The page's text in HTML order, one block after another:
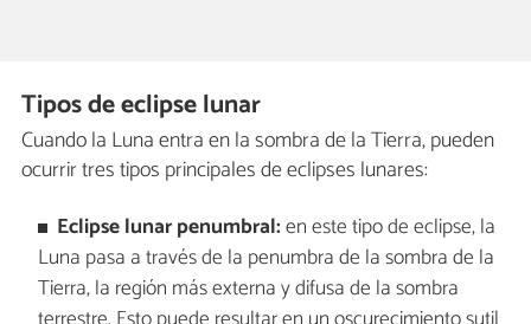
Tipos de eclipse lunar
Cuando la Luna entra en la sombra de la Tierra, pueden
ocurrir tres tipos principales de eclipses lunares:
Eclipse lunar penumbral:en este tipo de eclipse, la
Luna pasa a través de la penumbra de la sombra de la
Tierra, la región más externa y difusa de la sombra